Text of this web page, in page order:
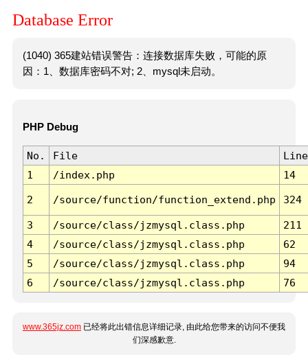
Database Error
(1040) 365建站错误警告：连接数据库失败，可能的原
因：1、数据库密码不对; 2、mysql未启动。
PHP Debug
No. File
Line
1
/index.php 14
2 /source/function/function_extend.php 324
3 /source/class/jzmysql.class.php
211
4
/source/class/jzmysql.class.php
62
5
/source/class/jzmysql.class.php
94
6
/source/class/jzmysql.class.php 76
www.365jz.com 已经将此出错信息详细记录, 由此给您带来的访问不便我
们深感歉意.